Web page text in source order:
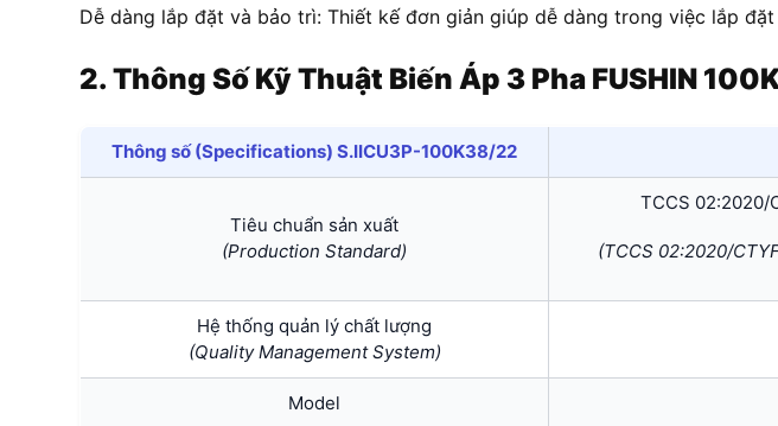
Dễ dàng lắp đặt và bảo trì: Thiết kế đơn giản giúp dễ dàng trong việc lắp
2. Thông Số Kỹ Thuật Biến Áp 3 Pha FUSHIN
Thông số (Specifications) S.IICU3P-100K38/22
Tiêu chuẩn sản xuất
(Production Standard)
TCCS 02:2020/
(TCCS 02:2020/
Hệ thống quản lý chất lượng
(Quality Management System)
Model